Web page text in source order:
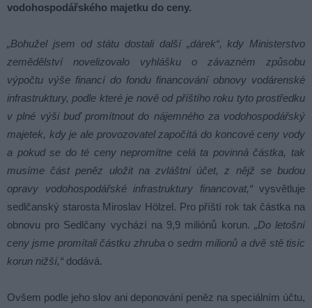
vodohospodářského majetku do ceny.
„Bohužel jsem od státu dostali další „dárek“, kdy Ministerstvo
zemědělství novelizovalo vyhlášku o závazném způsobu
výpočtu výše financí do fondu financování obnovy vodárenské
infrastruktury, podle které je nově od příštího roku tyto prostředku
v plné výši buď promítnout do nájemného za vodohospodářský
majetek, kdy je ale provozovatel započítá do koncové ceny vody
a pokud se do té ceny nepromítne celá ta povinná částka, tak
musíme část peněz uložit na zvláštní účet, z nějž se budou
opravy vodohospodářské infrastruktury financovat,“vysvětluje
sedlčanský starosta Miroslav Hölzel. Pro příští rok tak částka na
obnovu pro Sedlčany vychází na 9,9 miliónů korun. „Do letošní
ceny jsme promítali částku zhruba o sedm milionů a dvě stě tisíc
korun nižší,“ dodává.
Ovšem podle jeho slov ani deponování peněz na speciálním účtu,